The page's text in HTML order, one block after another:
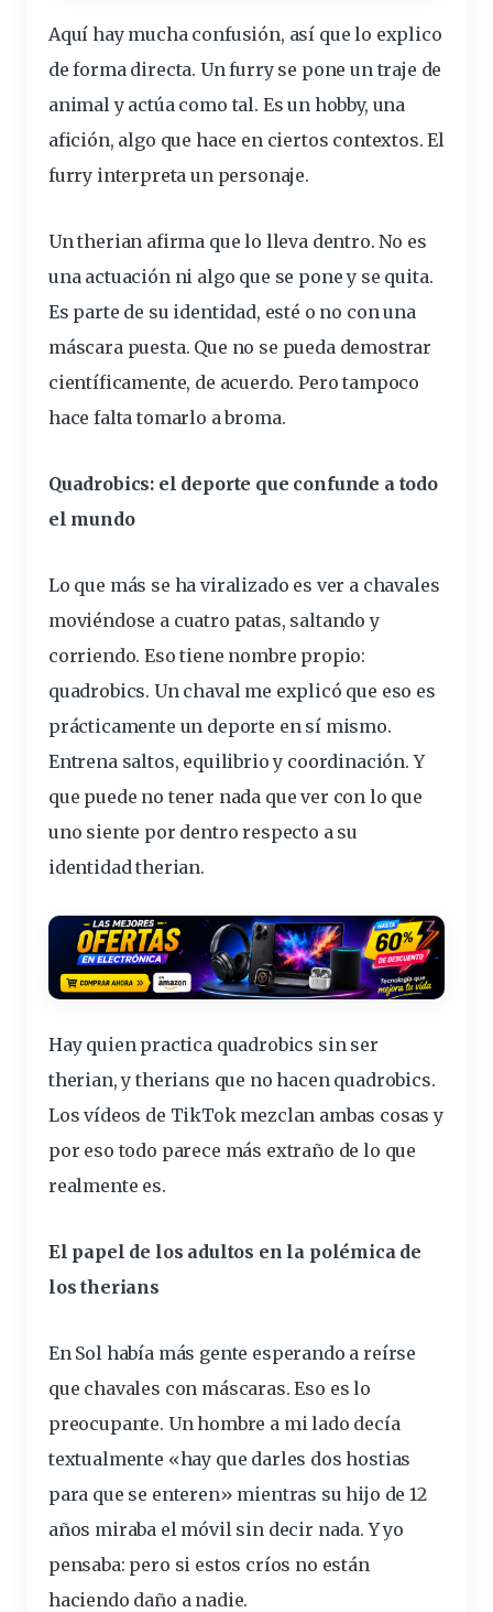
Aquí hay mucha confusión, así que lo explico
de forma directa. Un furry se pone un traje de
animal y actúa como tal. Es un hobby, una
afición, algo que hace en ciertos contextos. El
furry interpreta un personaje.
Un therian afirma que lo lleva dentro. No es
una actuación ni algo que se pone y se quita.
Es parte de su identidad, esté o no con una
máscara puesta. Que no se pueda demostrar
científicamente, de acuerdo. Pero tampoco
hace falta tomarlo a broma.
Quadrobics: el deporte que confunde a todo
el mundo
Lo que más se ha viralizado es ver a chavales
moviéndose a cuatro patas, saltando y
corriendo. Eso tiene nombre propio:
quadrobics. Un chaval me explicó que eso es
prácticamente un deporte en sí mismo.
Entrena saltos, equilibrio y coordinación. Y
que puede no tener nada que ver con lo que
uno siente por dentro respecto a su
identidad therian.
Hay quien practica quadrobics sin ser
therian, y therians que nohacen quadrobics.
Los vídeos de TikTok mezclan ambas cosas y
por eso todo parece más extraño de lo que
realmente es.
El papel de los adultos en la polémica de
los therians
En Sol había más gente esperando a reírse
que chavales con máscaras. Eso es lo
preocupante. Un hombre a mi lado decía
textualmente «hay que darles dos hostias
para que se enteren» mientras su hijo de 12
años miraba el móvil sin decir nada. Y yo
pensaba: pero si estos críos no están
haciendo daño a nadie.